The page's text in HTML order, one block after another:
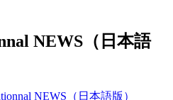
NEWS（日本語